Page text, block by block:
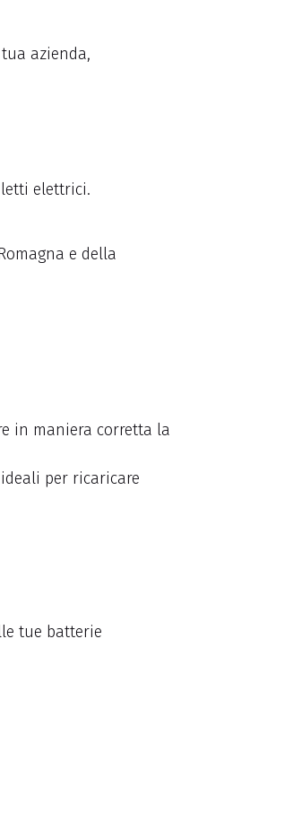
azienda,
elettrici.
e della
in maniera corretta la
per ricaricare
tue batterie